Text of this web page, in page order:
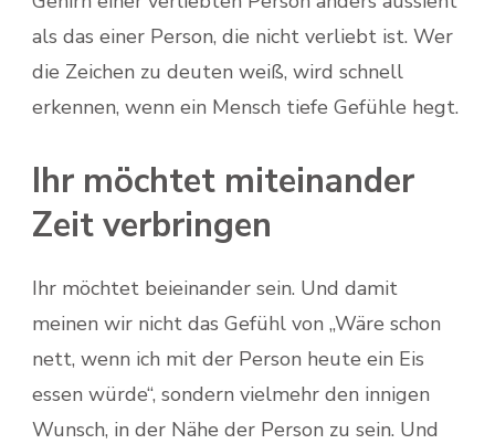
als das einer Person, die nicht verliebt ist. Wer
die Zeichen zu deuten weiß, wird schnell
erkennen, wenn ein Mensch tiefe Gefühle hegt.
Ihr möchtet miteinander
Zeit verbringen
Ihr möchtet beieinander sein. Und damit
meinen wir nicht das Gefühl von „Wäre schon
nett, wenn ich mit der Person heute ein Eis
essen würde“, sondern vielmehr den innigen
Wunsch, in der Nähe der Person zu sein. Und